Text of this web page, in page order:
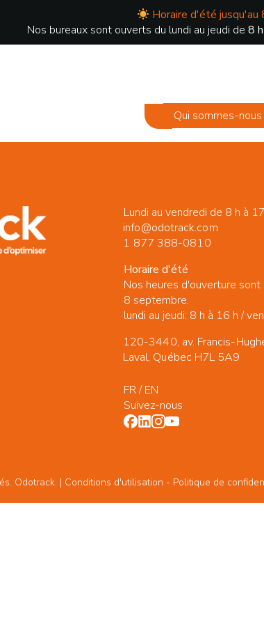
Horaire d'été jusqu'au
Nos bureaux sont ouverts du lundi au jeudi de 8
Qui sommes-nous
Lundi au vendredi de 8 h à
info@odotrack.com
1 877 388-0810
Horaire d'été
Nos heures d'ouverture
8 septembre.
lundi au jeudi: 8 h à 16 h /
120-3440, av. Francis-
Laval, Québec H7L 5A9
FR/EN
Suivez-nous
Odotrack. | Conditions d'utilisation - Politique de